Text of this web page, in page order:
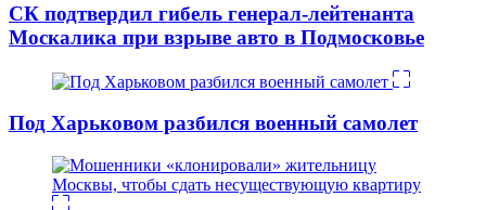
СК подтвердил гибель генерал-лейтенанта
Москалика при взрыве авто в Подмосковье
Под Харьковом разбился военный самолет